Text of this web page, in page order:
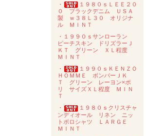
・
１９８０ｓＬＥＥ２０
０ ブラックデニム ＵＳＡ
製 ｗ３８Ｌ３０ オリジナ
ル ＭＩＮＴ
・１９９０ｓサンローラン
ピーチスキン ドリズラーＪ
ＫＴ グリーン ＸＬ程度
ＭＩＮＴ
・
１９９０ｓＫＥＮＺＯ
ＨＯＭＭＥ ボンバーＪＫ
Ｔ グリーン レーヨン×ポ
リ サイズＸＬ程度 ＭＩＮ
Ｔ
・
１９８０ｓクリスチャ
ンディオール リネン ニッ
トポロシャツ ＬＡＲＧＥ
ＭＩＮＴ